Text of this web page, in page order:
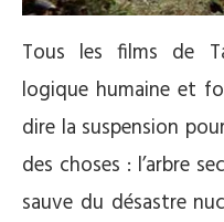
Tous les films de
logique humaine et
dire la suspension
des choses : l’arbre
sauve du désastre